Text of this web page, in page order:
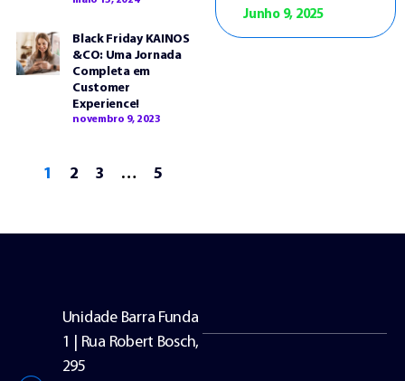
Black Friday KAINOS
&CO: Uma Jornada
Completa em
Customer
Experience!
novembro 9, 2023
1 2 3 … 5
Junho 9, 2025
Unidade Barra Funda
1 | Rua Robert Bosch,
295